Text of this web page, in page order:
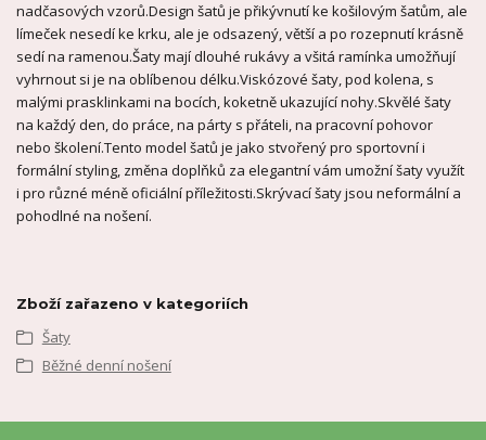
nadčasových vzorů.Design šatů je přikývnutí ke košilovým šatům, ale
límeček nesedí ke krku, ale je odsazený, větší a po rozepnutí krásně
sedí na ramenou.Šaty mají dlouhé rukávy a všitá ramínka umožňují
vyhrnout si je na oblíbenou délku.Viskózové šaty, pod kolena, s
malými prasklinkami na bocích, koketně ukazující nohy.Skvělé šaty
na každý den, do práce, na párty s přáteli, na pracovní pohovor
nebo školení.Tento model šatů je jako stvořený pro sportovní i
formální styling, změna doplňků za elegantní vám umožní šaty využít
i pro různé méně oficiální příležitosti.Skrývací šaty jsou neformální a
pohodlné na nošení.
Zboží zařazeno v kategoriích
Šaty
Běžné denní nošení